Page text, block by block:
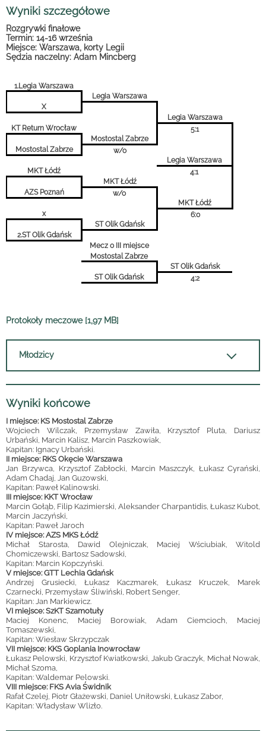
Wyniki szczegółowe
Rozgrywki finałowe
Termin: 14-16 września
Miejsce: Warszawa, korty Legii
Sędzia naczelny: Adam Mincberg
1.Legia Warszawa
Legia Warszawa
X
Legia Warszawa
KT Return Wrocław
5:1
Mostostal Zabrze
Mostostal Zabrze
w/o
Legia Warszawa
MKT Łódź
4:1
MKT Łódź
AZS Poznań
w/o
MKT Łódź
x
6:0
ST Olik Gdańsk
2.ST Olik Gdańsk
Mecz o III miejsce
Mostostal Zabrze
ST Olik Gdańsk
ST Olik Gdańsk
4:2
Protokoły meczowe [1,97 MB]
Młodzicy
Wyniki końcowe
I miejsce: KS Mostostal Zabrze
Wojciech Wilczak, Przemysław Zawiła, Krzysztof Pluta, Dariusz
Urbański, Marcin Kalisz, Marcin Paszkowiak,
Kapitan: Ignacy Urbański.
II miejsce: RKS Okęcie Warszawa
Jan Brzywca, Krzysztof Zabłocki, Marcin Maszczyk, Łukasz Cyrański,
Adam Chadaj, Jan Guzowski,
Kapitan: Paweł Kalinowski.
III miejsce: KKT Wrocław
Marcin Gołąb, Filip Kazimierski, Aleksander Charpantidis, Łukasz Kubot,
Marcin Jaczyński,
Kapitan: Paweł Jaroch
IV miejsce:AZS MKS Łódź
Michał Starosta, Dawid Olejniczak, Maciej Wściubiak, Witold
Chomiczewski, Bartosz Sadowski,
Kapitan: Marcin Kopczyński.
V miejsce: GTT Lechia Gdańsk
Andrzej Grusiecki, Łukasz Kaczmarek, Łukasz Kruczek, Marek
Czarnecki, Przemysław Śliwiński, Robert Senger,
Kapitan: Jan Markiewicz.
VI miejsce: SzKT Szamotuły
Maciej Konenc, Maciej Borowiak, Adam Ciemcioch, Maciej
Tomaszewski,
Kapitan: Wiesław Skrzypczak
VII miejsce: KKS Goplania Inowrocław
Łukasz Pelowski, Krzysztof Kwiatkowski, Jakub Graczyk, Michał Nowak,
Michał Szoma,
Kapitan: Waldemar Pelowski.
VIII miejsce: FKS Avia Świdnik
Rafał Czelej, Piotr Głażewski, Daniel Uniłowski, Łukasz Zabor,
Kapitan: Władysław Wlizło.